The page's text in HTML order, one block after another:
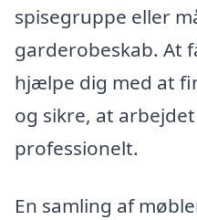
spisegruppe eller
garderobeskab. At
hjælpe dig med at
og sikre, at
professionelt.
En samling af